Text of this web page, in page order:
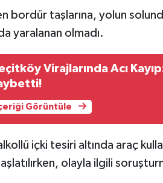
bordür taşlarına, yolun
yaralanan olmadı.
Virajlarında Acı
Görüntüle
içki tesiri altında araç
olayla ilgili